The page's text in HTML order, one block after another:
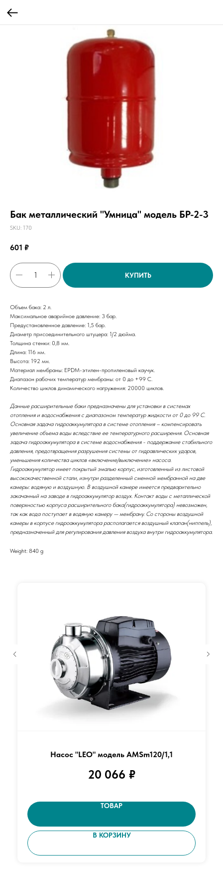
Бак металлический "Умница" модель БР-2-3
SKU: 170
601 ₽
КУПИТЬ
Объем бака: 2 л.
Максимальное аварийное давление: 3 бар.
Предустановленное давление: 1,5 бар.
Диаметр присоединительного штуцера: 1/2 дюйма.
Толщина стенки: 0,8 мм.
Длина: 116 мм.
Высота: 192 мм.
Материал мембраны: EPDM-этилен-пропиленовый каучук.
Диапазон рабочих температур мембраны: от 0 до +99 С.
Количество циклов динамического нагружения: 20000 циклов.
Данные расширительные баки предназначены для установки в системах
отопления и водоснабжения с диапазоном температур жидкости от 0 до 99 С.
Основная задача гидроаккумулятора в системе отопления – компенсировать
увеличение объема воды вследствие ее температурного расширения. Основная
задача гидроаккумулятора в системе водоснабжения - поддержание стабильного
давления, предотвращения разрушения системы от гидравлических ударов,
уменьшения количества циклов «включение/выключение» насоса.
Гидроаккумулятор имеет покрытый эмалью корпус, изготовленный из листовой
высококачественной стали, изнутри разделенный сменной мембранной на две
камеры: водяную и воздушную. В воздушной камере имеется предварительно
закачанный на заводе в гидроаккумулятор воздух. Контакт воды с металлической
поверхностью корпуса расширительного бака(гидроаккумулятора) невозможен,
так как вода поступает в водяную камеру — мембрану. Со стороны воздушной
камеры в корпусе гидроаккумулятора располагается воздушный клапан(ниппель),
предназначенный для регулирования давления воздуха внутри гидроаккумулятора.
Weight: 840 g
Насос "LEO" модель AMSm120/1,1
20 066 ₽
ТОВАР
В КОРЗИНУ